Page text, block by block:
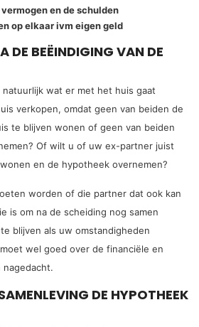
en de schulden
op elkaar ivm eigen geld
DE BEËINDIGING VAN DE
natuurlijk wat er met het huis gaat
verkopen, omdat geen van beiden de
te blijven wonen of geen van beiden
Of wilt u of uw ex-partner juist
en de hypotheek overnemen?
worden of die partner dat ook kan
is om na de scheiding nog samen
blijven als uw omstandigheden
wel goed over de financiële en
DE HYPOTHEEK